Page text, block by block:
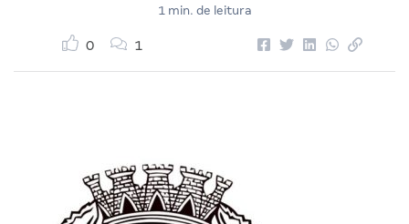
1 min. de leitura
0 1